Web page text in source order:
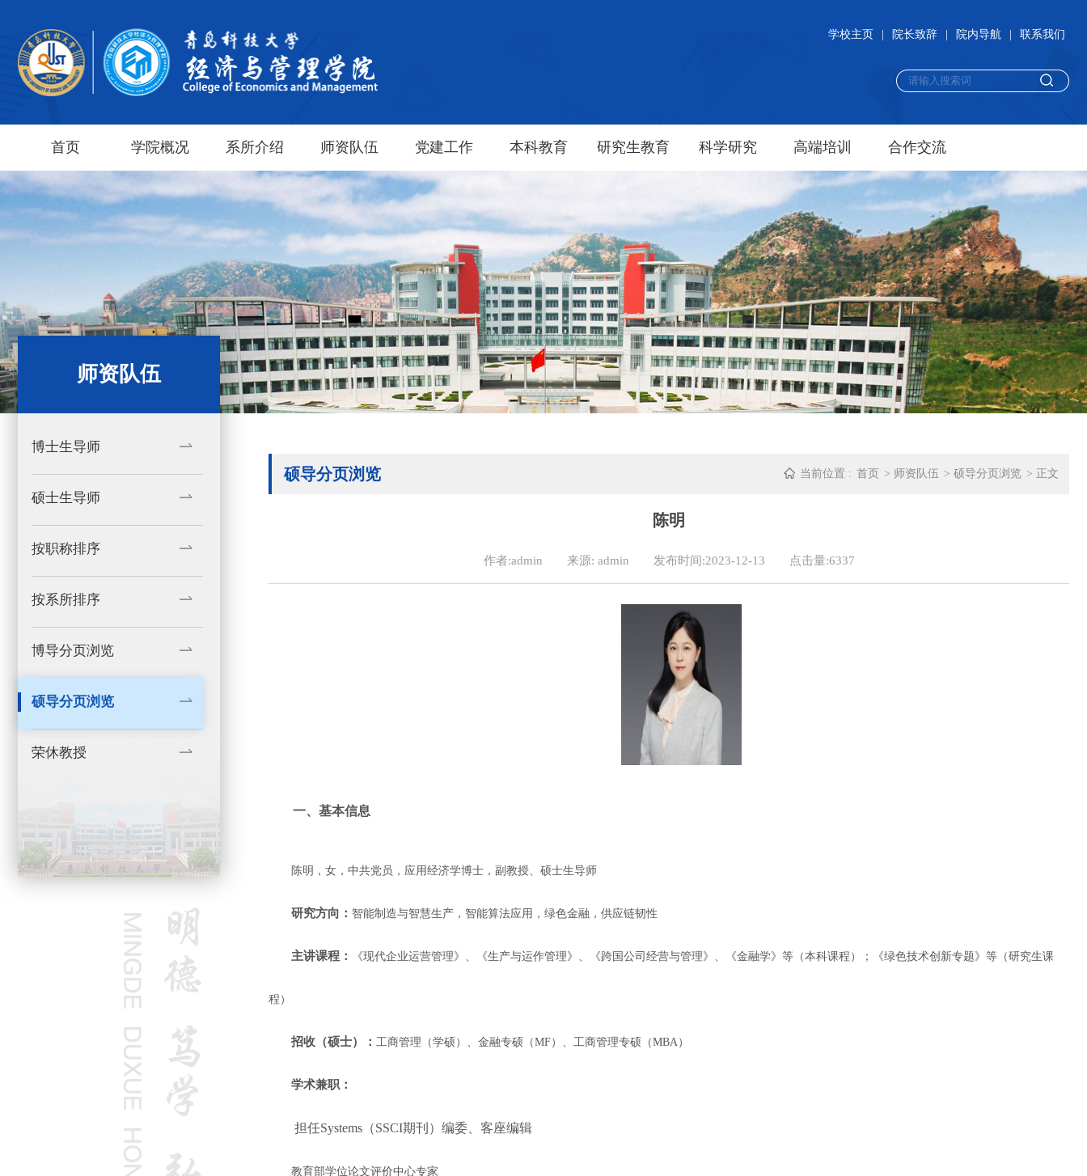
学校主页 院长致辞 院内导航 联系我们
首页 学院概况 系所介绍 师资队伍 党建工作 本科教育 研究生教育 科学研究 高端培训 合作交流
师资队伍
博士生导师
硕士生导师
按职称排序
按系所排序
博导分页浏览
硕导分页浏览
荣休教授
硕导分页浏览 当前位置 : 首页 > 师资队伍 > 硕导分页浏览 > 正文
陈明
作者:admin 来源: admin 发布时间:2023-12-13 点击量:6337
一、基本信息
陈明，女，中共党员，应用经济学博士，副教授、硕士生导师
研究方向： 智能制造与智慧生产 ，智能算法应用，绿色金融， 供应链韧性
主讲课程： 《现代企业运营管理》 、 《生产与运作管理》 、 《跨国公司经营与管理》 、《金融学》 等 （本科课程）；《绿色技术创新专题》等（研究生课
程）
招收（硕士）： 工商管理（学硕）、金融专硕（MF）、工商管理专硕（MBA）
学术兼职：
担任Systems （SSCI期刊）编委、客座编辑
教育部学位论文评价中心专家